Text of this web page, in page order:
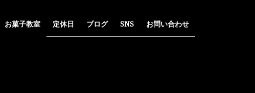
お菓子教室 定休日 ブログ SNS お問い合わせ